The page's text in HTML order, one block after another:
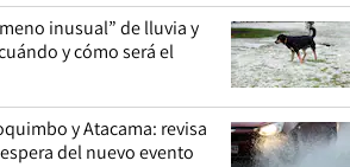
inusual” de lluvia y
y cómo será el
y Atacama: revisa
del nuevo evento